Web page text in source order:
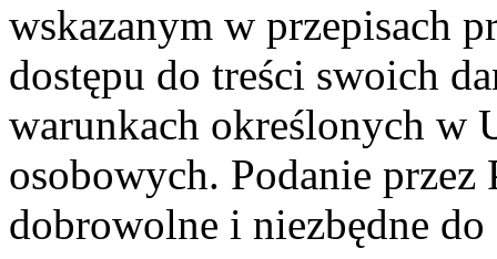
wskazanym w przepisach
dostępu do treści swoich
warunkach określonych w
osobowych. Podanie przez
dobrowolne i niezbędne